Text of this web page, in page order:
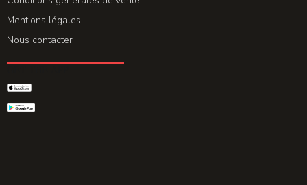
Mentions légales
Nous contacter